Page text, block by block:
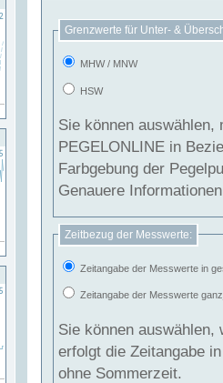
Grenzwerte für Unter- &
MHW / MNW
HSW
Sie können
PEGELONLINE in Beziehung
Farbgebung der
Genauere
Zeitbezug der Messwerte:
Zeitangabe der Messwerte in
Zeitangabe der Messwerte
Sie können auswählen,
erfolgt die Zeitangabe
ohne Sommerzeit.